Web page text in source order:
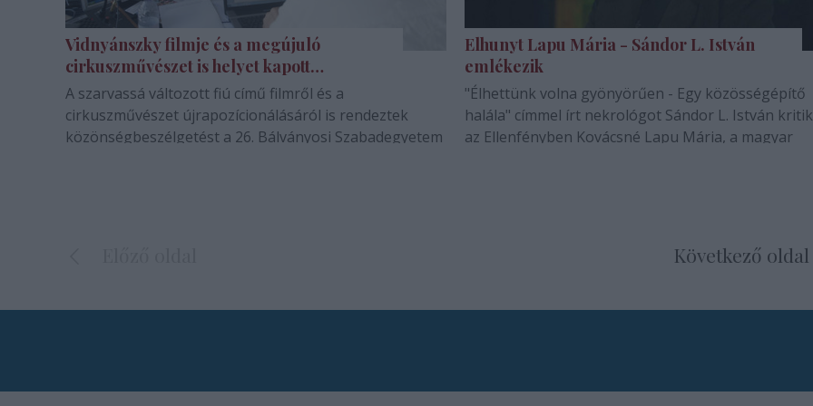
Vidnyánszky filmje és a megújuló
cirkuszművészet is helyet kapott
Tusnádfürdőn
A szarvassá változott fiú című filmről és a
cirkuszművészet újrapozícionálásáról is rendeztek
közönségbeszélgetést a 26. Bálványosi Szabadegyetem
Elhunyt Lapu Mária - Sándor L. István
emlékezik
"Élhettünk volna gyönyörűen - Egy közösségépítő
halála" címmel írt nekrológot Sándor L. István
az Ellenfényben Kovácsné Lapu Mária, a magyar
Következő oldal